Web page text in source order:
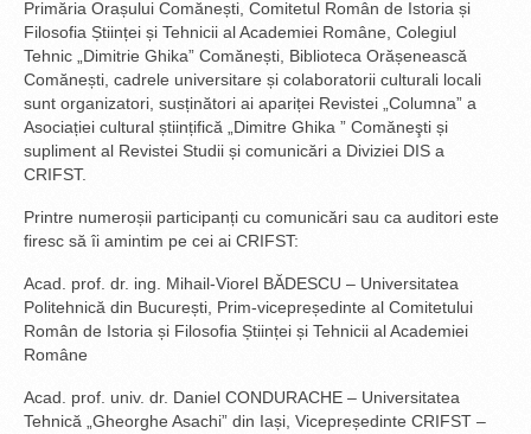
Primăria Orașului Comănești, Comitetul Român de Istoria și
Filosofia Științei și Tehnicii al Academiei Române, Colegiul
Tehnic „Dimitrie Ghika” Comănești, Biblioteca Orășenească
Comănești, cadrele universitare și colaboratorii culturali locali
sunt organizatori, susținători ai apariței Revistei „Columna” a
Asociației cultural științifică „Dimitre Ghika ” Comăneşti și
supliment al Revistei Studii și comunicări a Diviziei DIS a
CRIFST.
Printre numeroșii participanți cu comunicări sau ca auditori este
firesc să îi amintim pe cei ai CRIFST:
Acad. prof. dr. ing. Mihail-Viorel BĂDESCU – Universitatea
Politehnică din București, Prim-vicepreședinte al Comitetului
Român de Istoria și Filosofia Științei și Tehnicii al Academiei
Române
Acad. prof. univ. dr. Daniel CONDURACHE – Universitatea
Tehnică „Gheorghe Asachi” din Iași, Vicepreședinte CRIFST –